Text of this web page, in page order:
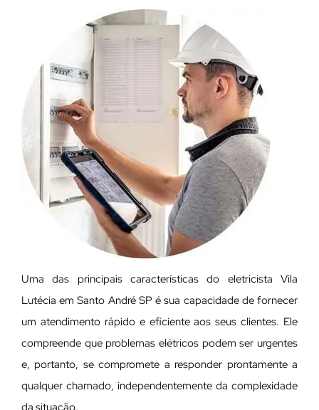
Uma das principais características do eletricista Vila
Lutécia em Santo André SP é sua capacidade de fornecer
um atendimento rápido e eficiente aos seus clientes. Ele
compreende que problemas elétricos podem ser urgentes
e, portanto, se compromete a responder prontamente a
qualquer chamado, independentemente da complexidade